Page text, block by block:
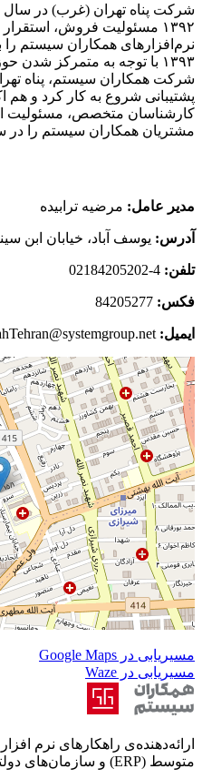
۱۳۹۲ مسئولیت فروش،
نرم‌افزارهای همکاران سیستم
۱۳۹۳ با توجه به متمرکز شدن
شرکت همکاران سیستم، پناه
کارشناسان متخصص، مسئولیت
مشتریان همکاران سیستم را در
مدیر عامل: مرضیه ترابیده
آدرس: یوسف آباد، خیابان ابن سینا، نبش
تلفن: 4-02184205202
فکس: 84205277
ایمیل:
مسیریابی در Google Maps
مسیریابی در Waze
ارائه‌دهنده‌ی راهکارهای نرم
متوسط (ERP) و سازمان‌های دولتی